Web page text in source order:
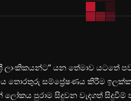
ලාංකිකයන්ට” යන තේමාව යටතේ
තොරතුරු සම්ප්‍රේෂණය කිරීම ඉලක්ක
පුරාම සිදුවන වැදගත්